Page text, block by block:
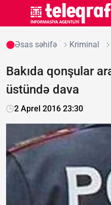
Əsas səhifə Kriminal
Bakıda qonşular
üstündə dava
2 Aprel 2016 23:30